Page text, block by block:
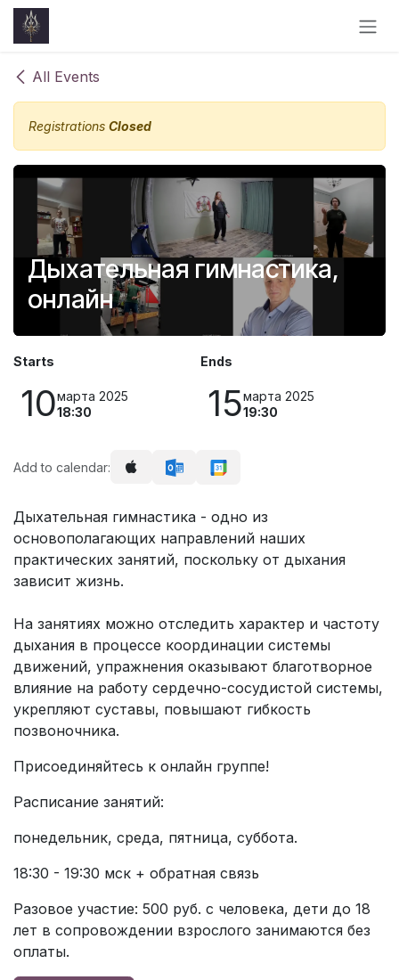
Skip to Content
All Events
Registrations Closed
Дыхательная гимнастика,
онлайн
Starts
10марта 2025
18:30
Ends
15марта 2025
19:30
Add to calendar:
Дыхательная гимнастика - одно из
основополагающих направлений наших
практических занятий, поскольку от дыхания
зависит жизнь.
На занятиях можно отследить характер и частоту
дыхания в процессе координации системы
движений, упражнения оказывают благотворное
влияние на работу сердечно-сосудистой системы,
укрепляют суставы, повышают гибкость
позвоночника.
Присоединяйтесь к онлайн группе!
Расписание занятий:
понедельник, среда, пятница, суббота.
18:30 - 19:30 мск + обратная связь
Разовое участие: 500 руб. с человека, дети до 18
лет в сопровождении взрослого занимаются без
оплаты.